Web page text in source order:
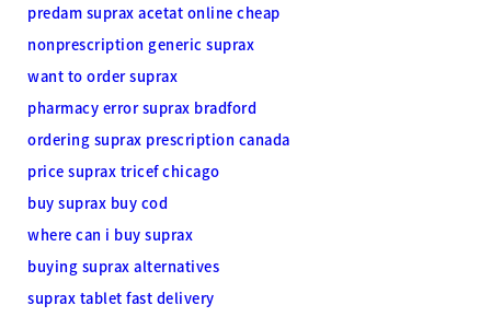
predam suprax acetat online cheap
nonprescription generic suprax
want to order suprax
pharmacy error suprax bradford
ordering suprax prescription canada
price suprax tricef chicago
buy suprax buy cod
where can i buy suprax
buying suprax alternatives
suprax tablet fast delivery